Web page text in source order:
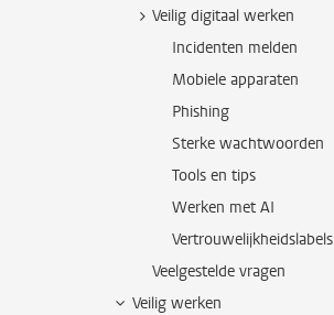
Veilig digitaal werken
Incidenten melden
Mobiele apparaten
Phishing
Sterke wachtwoorden
Tools en tips
Werken met AI
Vertrouwelijkheidslabels
Veelgestelde vragen
Veilig werken